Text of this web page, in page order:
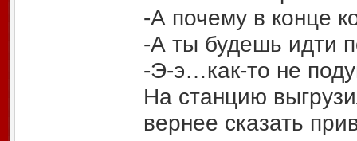
-А почему в конце
-А ты будешь идти
-Э-э…как-то не
На станцию
вернее сказать